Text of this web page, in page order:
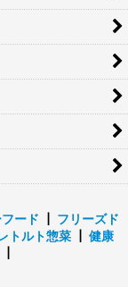
ード
フリーズド
トルト惣菜
健康